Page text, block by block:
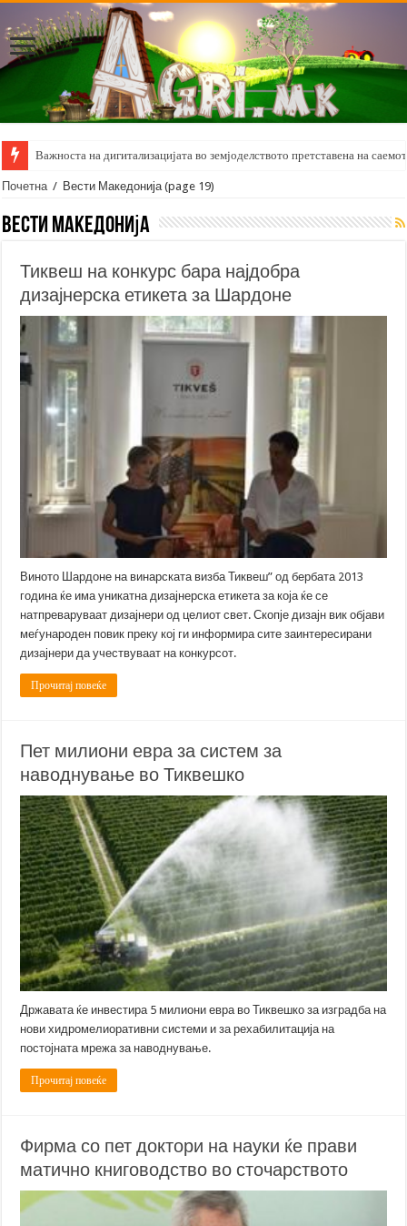
Важноста на дигитализацијата во земјоделството претставена на
Почетна / Вести Македонија (page 19)
Вести Македонија
Тиквеш на конкурс бара најдобра
дизајнерска етикета за Шардоне
Виното Шардоне на винарската визба Тиквеш” од бербата 2013
година ќе има уникатна дизајнерска етикета за која ќе се
натпреваруваат дизајнери од целиот свет. Скопје дизајн вик објави
меѓународен повик преку кој ги информира сите заинтересирани
дизајнери да учествуваат на конкурсот.
Прочитај повеќе
Пет милиони евра за систем за
наводнување во Тиквешко
Државата ќе инвестира 5 милиони евра во Тиквешко за изградба на
нови хидромелиоративни системи и за рехабилитација на
постојната мрежа за наводнување.
Прочитај повеќе
Фирма со пет доктори на науки ќе прави
матично книговодство во сточарството